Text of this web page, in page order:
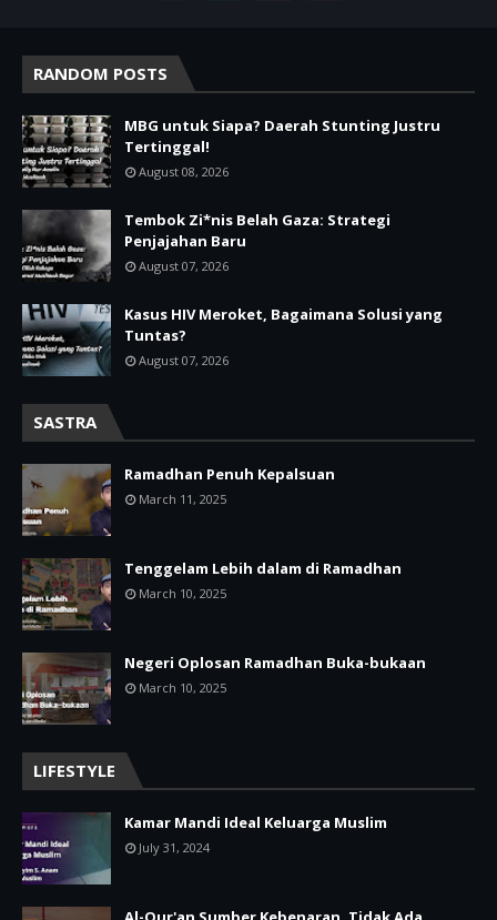
RANDOM POSTS
MBG untuk Siapa? Daerah Stunting Justru
Tertinggal!
August 08, 2026
Tembok Zi*nis Belah Gaza: Strategi
Penjajahan Baru
August 07, 2026
Kasus HIV Meroket, Bagaimana Solusi yang
Tuntas?
August 07, 2026
SASTRA
Ramadhan Penuh Kepalsuan
March 11, 2025
Tenggelam Lebih dalam di Ramadhan
March 10, 2025
Negeri Oplosan Ramadhan Buka-bukaan
March 10, 2025
LIFESTYLE
Kamar Mandi Ideal Keluarga Muslim
July 31, 2024